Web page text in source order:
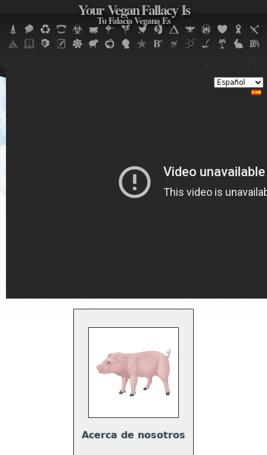
Jump to navigation
Your Vegan Fallacy Is
Tu Falacia Vegana Es
Acerca de nosotros